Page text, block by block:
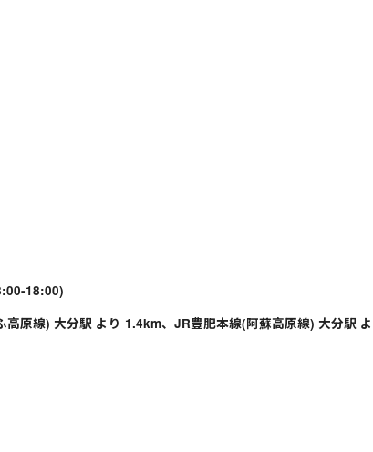
18:00)
原線) 大分駅 より 1.4km、JR豊肥本線(阿蘇高原線) 大分駅